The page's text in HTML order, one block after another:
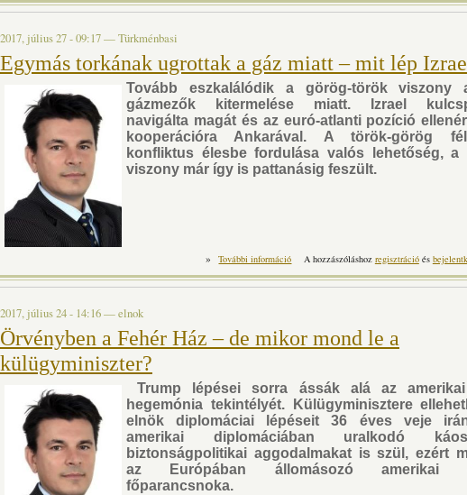
2017, július 27 - 09:17—Türkménbasi
Egymás torkának ugrottak a gáz miatt – mit lép
Tovább eszkalálódik a görög-török viszony
gázmezők kitermelése miatt. Izrael
navigálta magát és az euró-atlanti pozíció
kooperációra Ankarával. A török-görög
konfliktus élesbe fordulása valós lehetőség, a
viszony már így is pattanásig feszült.
» További információ
Egymás torkának ugrottak a gáz miatt –
A hozzászóláshoz regisztrációés
2017, július 24 - 14:16—elnok
Örvényben a Fehér Ház – de mikor mond le a
külügyminiszter?
Trump lépései sorra ássák alá az
hegemónia tekintélyét. Külügyminisztere
elnök diplomáciai lépéseit 36 éves veje
amerikai diplomáciában uralkodó
biztonságpolitikai aggodalmakat is szül, ezért
az Európában állomásozó amerikai
főparancsnoka.